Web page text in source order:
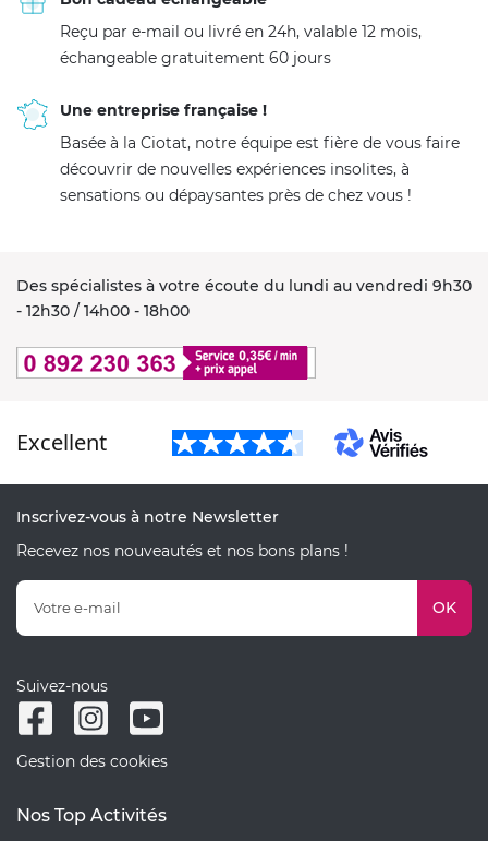
Reçu par e-mail ou livré en 24h, valable 12 mois,
échangeable gratuitement 60 jours
Une entreprise française !
Basée à la Ciotat, notre équipe est fière de vous faire
découvrir de nouvelles expériences insolites, à
sensations ou dépaysantes près de chez vous !
Des spécialistes à votre écoute du lundi au vendredi 9h30
- 12h30 / 14h00 - 18h00
Excellent
Inscrivez-vous à notre Newsletter
Recevez nos nouveautés et nos bons plans !
OK
Suivez-nous
Gestion des cookies
Nos Top Activités